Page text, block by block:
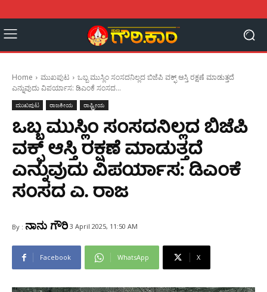
Home ಮುಖಪುಟ
ಒಬ್ಬ ಮುಸ್ಲಿಂ ಸಂಸದನಿಲ್ಲದ ಬಿಜೆಪಿ ವಕ್ಫ್‌ ಆಸ್ತಿ ರಕ್ಷಣೆ ಮಾಡುತ್ತದೆ
ಎನ್ನುವುದು ವಿಪರ್ಯಾಸ: ಡಿಎಂಕೆ ಸಂಸದ...
ಮುಖಪುಟ ರಾಜಕೀಯ ರಾಷ್ಟ್ರೀಯ
ಒಬ್ಬ ಮುಸ್ಲಿಂ ಸಂಸದನಿಲ್ಲದ ಬಿಜೆಪಿ
ವಕ್ಫ್‌ ಆಸ್ತಿ ರಕ್ಷಣೆ ಮಾಡುತ್ತದೆ
ಎನ್ನುವುದು ವಿಪರ್ಯಾಸ: ಡಿಎಂಕೆ
ಸಂಸದ ಎ. ರಾಜ
By : ನಾನು ಗೌರಿ 3 April 2025, 11:50 AM
Facebook WhatsApp X